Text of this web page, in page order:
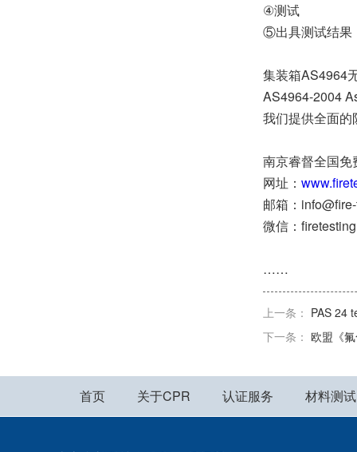
④测试
⑤出具测试结果
集装箱AS4964
AS4964-2004
我们提供全面
南京睿督全国
网址：
邮箱：
微信：
……
上一条： PAS 24
下一条： 欧盟《
首页 关于CPR 认证服务 材料测试